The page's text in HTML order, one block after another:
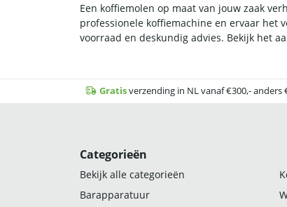
Een koffiemolen op maat van jouw zaak
professionele koffiemachine en ervaar het
voorraad en deskundig advies. Bekijk het
Gratisverzending in NL vanaf €300,- anders
Categorieën
Bekijk alle categorieën
Barapparatuur